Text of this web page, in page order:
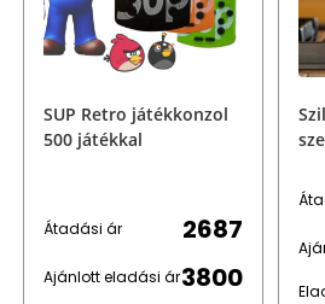
SUP Retro játékkonzol
500 játékkal
Átadási ár 2687
Ajánlott eladási ár3800